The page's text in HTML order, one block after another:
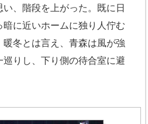
、階段を上がった。既に日
に近いホームに独り人佇む
冬とは言え、青森は風が強
りし、下り側の待合室に避